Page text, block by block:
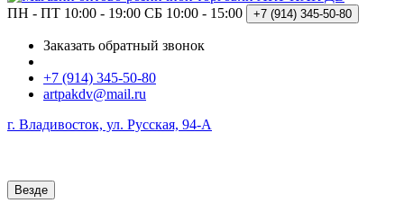
ПН - ПТ 10:00 - 19:00 СБ 10:00 - 15:00 +7 (914) 345-50-80
Заказать обратный звонок
+7 (914) 345-50-80
artpakdv@mail.ru
г. Владивосток, ул. Русская, 94-А
Везде